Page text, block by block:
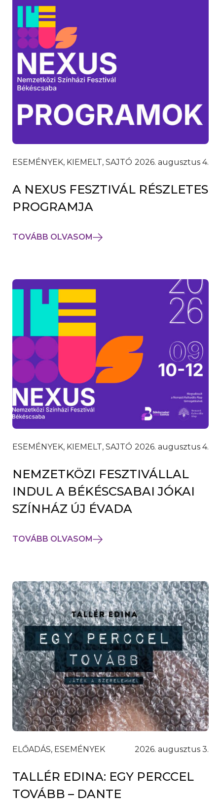
ESEMÉNYEK, KIEMELT, SAJTÓ 2026. augusztus 4.
A NEXUS FESZTIVÁL RÉSZLETES
PROGRAMJA
TOVÁBB OLVASOM
ESEMÉNYEK, KIEMELT, SAJTÓ 2026. augusztus 4.
NEMZETKÖZI FESZTIVÁLLAL
INDUL A BÉKÉSCSABAI JÓKAI
SZÍNHÁZ ÚJ ÉVADA
TOVÁBB OLVASOM
ELŐADÁS, ESEMÉNYEK 2026. augusztus 3.
TALLÉR EDINA: EGY PERCCEL
TOVÁBB – DANTE